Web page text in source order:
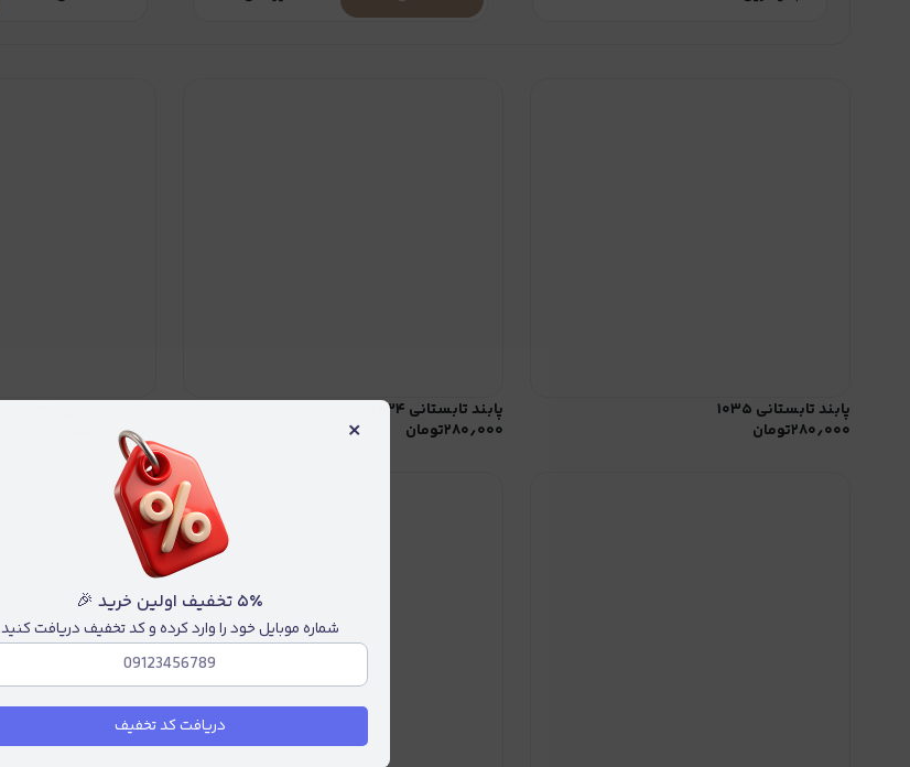
پابند تابستانی ۱۰۳۵
۲۸۰٫۰۰۰تومان
پابند تابستانی ۱۰۳۴
۲۸۰٫۰۰۰تومان
۲۸۰٫۰۰۰
×
۵٪ تخفیف اولین خرید 🎉
شماره موبایل خود را وارد کرده و کد تخفیف دریافت کنید
دریافت کد تخفیف